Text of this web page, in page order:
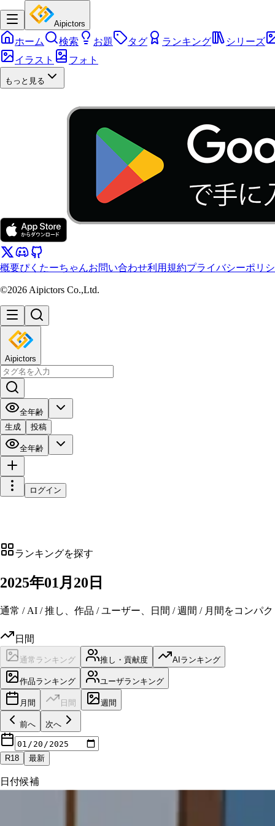
Aipictors
ホーム 検索 お題 タグ ランキング
シリーズ
イラスト
フォト
もっと見る
概要ぴくたーちゃんお問い合わせ利用規約プライバシーポリ
©2026 Aipictors Co.,Ltd.
Aipictors
全年齢
生成
投稿
全年齢
ログイン
ランキングを探す
2025年01 月 20日
通常 / AI / 推し、作品 / ユーザー、日間 / 週間 / 月間をコンパ
日間
通常ランキング 推し・貢献度 AIランキング
作品ランキング ユーザランキング
月間 日間 週間
前へ 次へ
R18 最新
日付候補